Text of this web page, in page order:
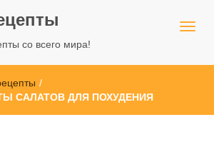
со всего мира!
/
САЛАТОВ ДЛЯ ПОХУДЕНИЯ